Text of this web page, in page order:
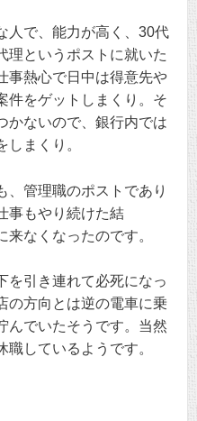
人で、能力が高く、30代
理というポストに就いた
事熱心で日中は得意先や
件をゲットしまくり。そ
かないので、銀行内では
しまくり。
、管理職のポストであり
事もやり続けた結
なくなったのです。
を引き連れて必死になっ
の方向とは逆の電車に乗
んでいたそうです。当然
職しているようです。